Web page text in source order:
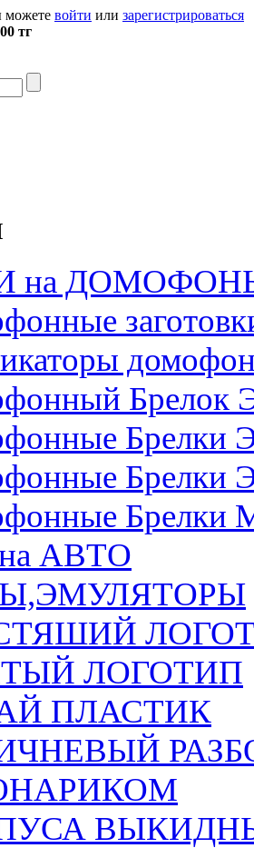
можете войти или зарегистрироваться
тг
на
Брелок
Брелки
Брелки
Брелки
АВТО
ЛОГОТИП
ПЛАСТИК